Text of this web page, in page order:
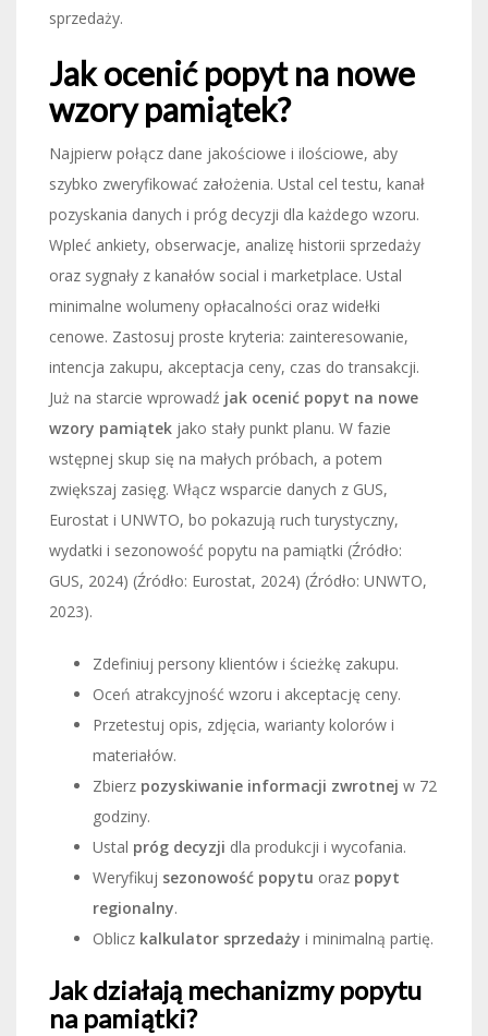
sprzedaży.
Jak ocenić popyt na nowe
wzory pamiątek?
Najpierw połącz dane jakościowe i ilościowe, aby
szybko zweryfikować założenia. Ustal cel testu, kanał
pozyskania danych i próg decyzji dla każdego wzoru.
Wpleć ankiety, obserwacje, analizę historii sprzedaży
oraz sygnały z kanałów social i marketplace. Ustal
minimalne wolumeny opłacalności oraz widełki
cenowe. Zastosuj proste kryteria: zainteresowanie,
intencja zakupu, akceptacja ceny, czas do transakcji.
Już na starcie wprowadź jak ocenić popyt na nowe
wzory pamiątek jako stały punkt planu. W fazie
wstępnej skup się na małych próbach, a potem
zwiększaj zasięg. Włącz wsparcie danych z GUS,
Eurostat i UNWTO, bo pokazują ruch turystyczny,
wydatki i sezonowość popytu na pamiątki (Źródło:
GUS, 2024) (Źródło: Eurostat, 2024) (Źródło: UNWTO,
2023).
Zdefiniuj persony klientów i ścieżkę zakupu.
Oceń atrakcyjność wzoru i akceptację ceny.
Przetestuj opis, zdjęcia, warianty kolorów i
materiałów.
Zbierz pozyskiwanie informacji zwrotnej w 72
godziny.
Ustal próg decyzji dla produkcji i wycofania.
Weryfikuj sezonowość popytu oraz popyt
regionalny.
Oblicz kalkulator sprzedaży i minimalną partię.
Jak działają mechanizmy popytu
na pamiątki?